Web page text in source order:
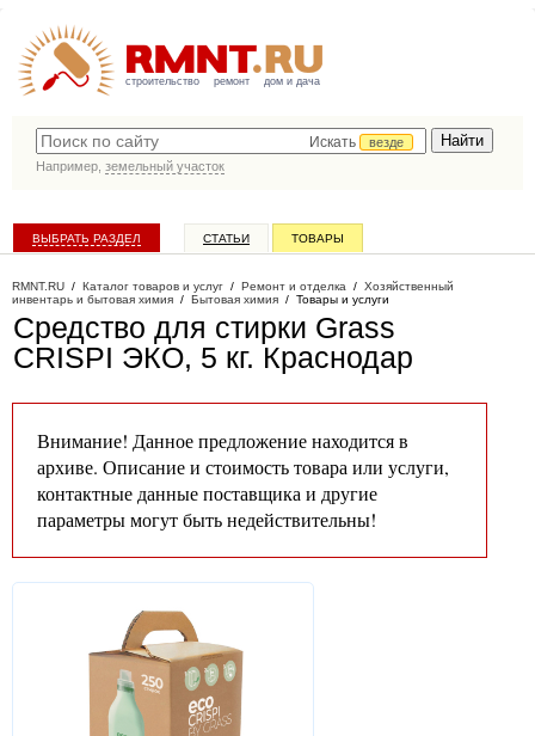
строительство ремонт дом и дача
Искать
везде
Например, земельный участок
ВЫБРАТЬ РАЗДЕЛ СТАТЬИ ТОВАРЫ
RMNT.RU / Каталог товаров и услуг / Ремонт и отделка / Хозяйственный
инвентарь и бытовая химия / Бытовая химия / Товары и услуги
Средство для стирки Grass
CRISPI ЭКО, 5 кг. Краснодар
Внимание! Данное предложение находится в
архиве. Описание и стоимость товара или услуги,
контактные данные поставщика и другие
параметры могут быть недействительны!